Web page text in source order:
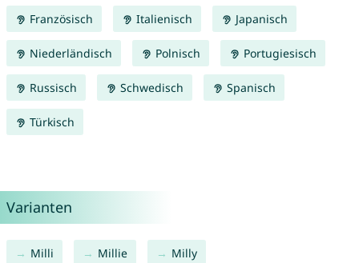
Französisch Italienisch Japanisch
Niederländisch Polnisch Portugiesisch
Russisch Schwedisch Spanisch
Türkisch
Varianten
Milli Millie Milly